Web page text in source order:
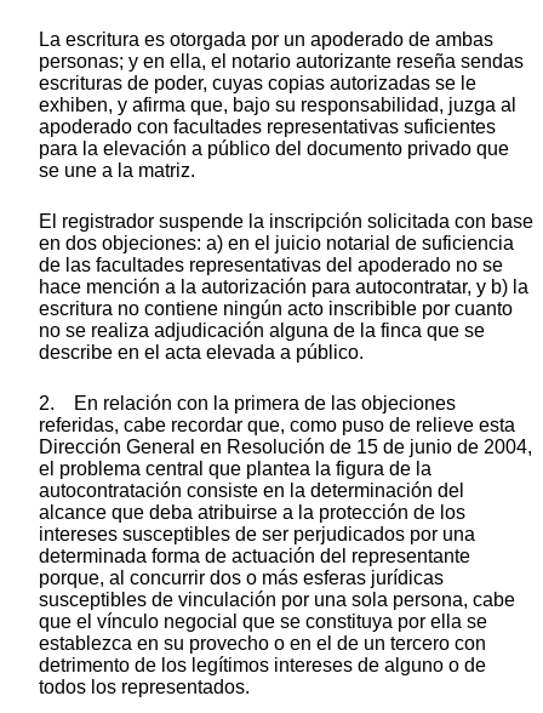
La escritura es otorgada por un apoderado de ambas
personas; y en ella, el notario autorizante reseña sendas
escrituras de poder, cuyas copias autorizadas se le
exhiben, y afirma que, bajo su responsabilidad, juzga al
apoderado con facultades representativas suficientes
para la elevación a público del documento privado que
se une a la matriz.
El registrador suspende la inscripción solicitada con base
en dos objeciones: a) en el juicio notarial de suficiencia
de las facultades representativas del apoderado no se
hace mención a la autorización para autocontratar, y b) la
escritura no contiene ningún acto inscribible por cuanto
no se realiza adjudicación alguna de la finca que se
describe en el acta elevada a público.
2. En relación con la primera de las objeciones
referidas, cabe recordar que, como puso de relieve esta
Dirección General en Resolución de 15 de junio de 2004,
el problema central que plantea la figura de la
autocontratación consiste en la determinación del
alcance que deba atribuirse a la protección de los
intereses susceptibles de ser perjudicados por una
determinada forma de actuación del representante
porque, al concurrir dos o más esferas jurídicas
susceptibles de vinculación por una sola persona, cabe
que el vínculo negocial que se constituya por ella se
establezca en su provecho o en el de un tercero con
detrimento de los legítimos intereses de alguno o de
todos los representados.